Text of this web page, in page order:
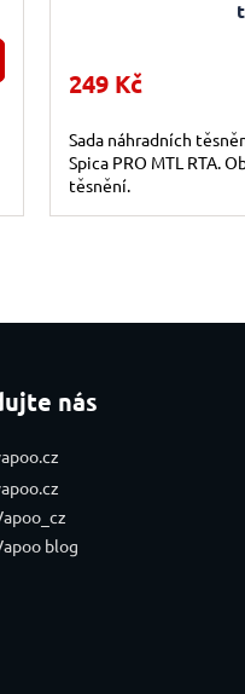
249 Kč
Sada náhradních
Spica PRO MTL RTA.
těsnění.
nás
blog